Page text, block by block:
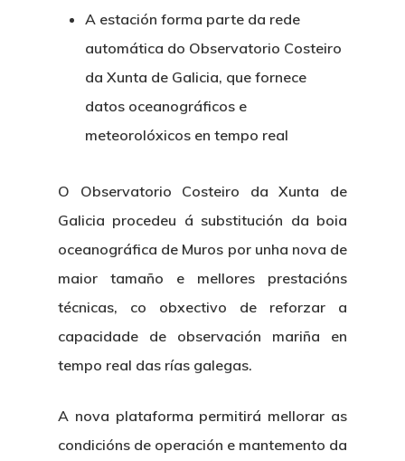
A estación forma parte da rede
automática do Observatorio Costeiro
da Xunta de Galicia, que fornece
datos oceanográficos e
meteorolóxicos en tempo real
O Observatorio Costeiro da Xunta de
Galicia procedeu á substitución da boia
oceanográfica de Muros por unha nova de
maior tamaño e mellores prestacións
técnicas, co obxectivo de reforzar a
capacidade de observación mariña en
tempo real das rías galegas.
A nova plataforma permitirá mellorar as
condicións de operación e mantemento da